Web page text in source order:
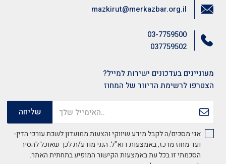
03-7759500
037759502
mazkirut@merkazbar.org.il
מעוניינים בעדכונים ישירות למייל?
הצטרפו לרשימת הדיוור של המחוז
אני מסכים/ה לקבל מידע שיווקי והצעות ממועדון לשכת עורכי הדין-
ועד מחוז מרכז, באמצעות דוא"ל. הנני מודע/ת לכך שאוכל להסיר
הסכמתי זו בכל עת באמצעות הקישור המופיע בתחתית האתר.